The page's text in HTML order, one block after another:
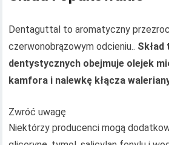
Dentaguttal to aromatyczny
czerwonobrązowym odcieniu..
dentystycznych obejmuje olejek
kamfora i nalewkę kłącza
Zwróć uwagę
Niektórzy producenci mogą